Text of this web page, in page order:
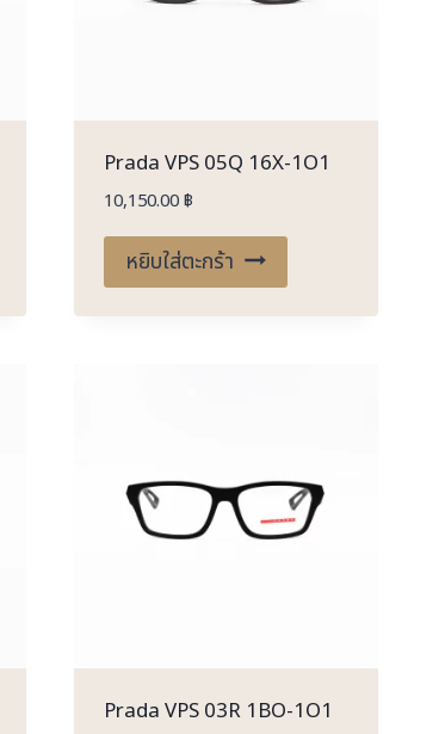
Prada VPS 05Q 16X-1O1
10,150.00฿
หยิบใส่ตะกร้า
Prada VPS 03R 1BO-1O1